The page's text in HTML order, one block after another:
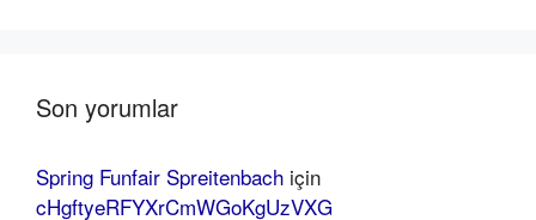
Son yorumlar
Spring Funfair Spreitenbach için
cHgftyeRFYXrCmWGoKgUzVXG